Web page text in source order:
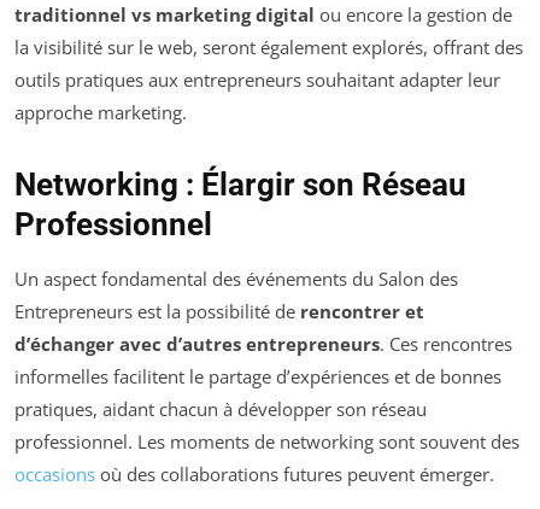
traditionnel vs marketing digital ou encore la gestion de
la visibilité sur le web, seront également explorés, offrant des
outils pratiques aux entrepreneurs souhaitant adapter leur
approche marketing.
Networking : Élargir son Réseau
Professionnel
Un aspect fondamental des événements du Salon des
Entrepreneurs est la possibilité de rencontrer et
d’échanger avec d’autres entrepreneurs. Ces rencontres
informelles facilitent le partage d’expériences et de bonnes
pratiques, aidant chacun à développer son réseau
professionnel. Les moments de networking sont souvent des
occasions où des collaborations futures peuvent émerger.